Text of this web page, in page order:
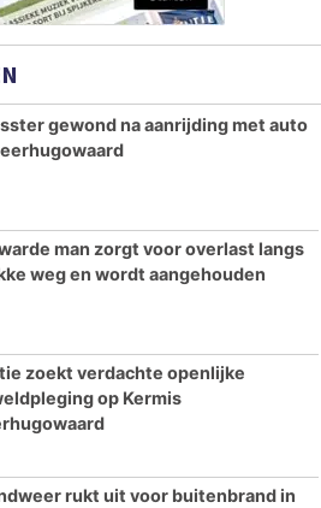
gewond na aanrijding met auto
man zorgt voor overlast langs
weg en wordt aangehouden
zoekt verdachte openlijke
op Kermis
rukt uit voor buitenbrand in